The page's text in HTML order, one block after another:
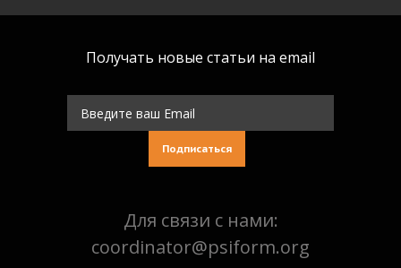
Получать новые статьи на email
Подписаться
Для связи с нами:
coordinator@psiform.org